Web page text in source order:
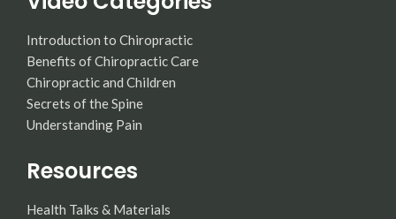
Introduction to Chiropractic
Benefits of Chiropractic Care
Chiropractic and Children
Secrets of the Spine
Understanding Pain
Resources
Health Talks & Materials